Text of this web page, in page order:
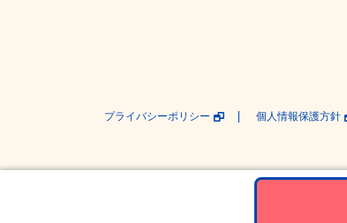
プライバシーポリシー 個人情報保護方針